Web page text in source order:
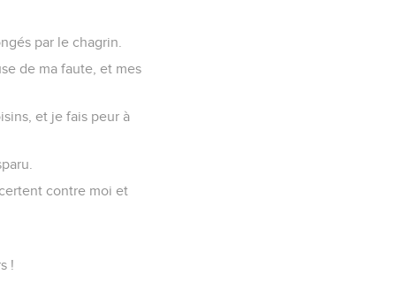
par le chagrin.
de ma faute, et mes
et je fais peur à
contre moi et
!